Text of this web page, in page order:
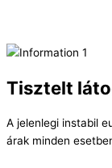
Tisztelt
A jelenlegi instabil
árak minden